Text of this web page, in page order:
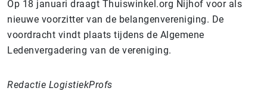
Op 18 januari draagt Thuiswinkel.org Nijhof voor als
nieuwe voorzitter van de belangenvereniging. De
voordracht vindt plaats tijdens de Algemene
Ledenvergadering van de vereniging.
Redactie LogistiekProfs